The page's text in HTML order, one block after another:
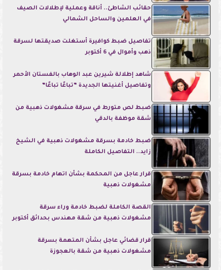
حقائب الشاطئ.. أناقة وعملية لإطلالات الصيف
في العلمين والساحل الشمالي
تفاصيل ضبط كوافيرة أستغلت صديقتها لسرقة
ذهب وأموال في 6 أكتوبر
شاهد إطلالة شيرين عبد الوهاب بالفستان الأحمر
وتفاصيل أغنيتها الجديدة ”تباعًا تباعًا”
ضبط لص متورط في سرقة مشغولات ذهبية من
شقة موظفة بالدقي
ضبط خادمة بسرقة مشغولات ذهبية في الشيخ
زايد.. التفاصيل الكاملة
قرار عاجل من المحكمة بشأن اتهام خادمة بسرقة
مشغولات ذهبية
القصة الكاملة لضبط خادمة وراء سرقة
مشغولات ذهبية من شقة مهندس بحدائق أكتوبر
قرار قضائي عاجل بشأن المتهمة بسرقة
مشغولات ذهبية من شقة بالعجوزة